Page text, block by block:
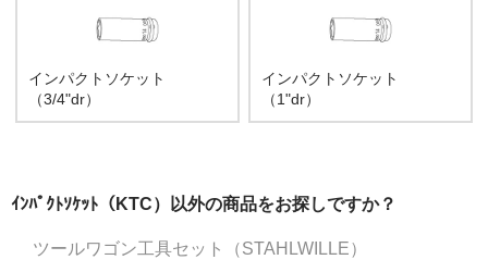
インパクトソケット
（3/4"dr）
インパクトソケット
（1"dr）
ｲﾝﾊﾟｸﾄｿｹｯﾄ（KTC）以外の商品をお探しですか？
ツールワゴン工具セット（STAHLWILLE）